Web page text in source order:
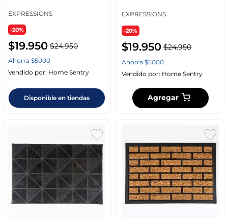
EXPRESSIONS
-20%
$19.950 $24.950
Ahorra $5000
Vendido por: Home Sentry
Disponible en tiendas
EXPRESSIONS
-20%
$19.950 $24.950
Ahorra $5000
Vendido por: Home Sentry
Agregar